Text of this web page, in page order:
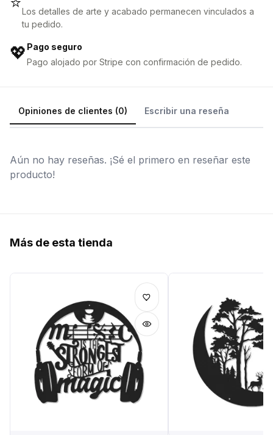
Los detalles de arte y acabado permanecen vinculados a
tu pedido.
💖 Pago seguro
Pago alojado por Stripe con confirmación de pedido.
Opiniones de clientes (0) Escribir una reseña
Aún no hay reseñas. ¡Sé el primero en reseñar este
producto!
Más de esta tienda